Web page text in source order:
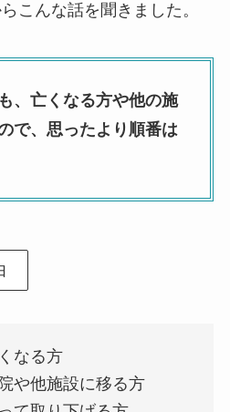
こんな話を聞きました。
、亡くなる方や他の施
で、思ったより順番は
なる方
や他施設に移る方